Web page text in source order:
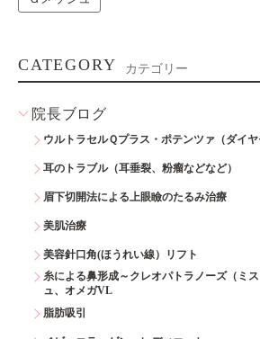
CATEGORY カテゴリー
院長ブログ
ウルトラセルＱプラス・ポテンツァ（ダイヤ
耳のトラブル（耳垂裂、粉瘤などなど）
眉下切開法による上眼瞼のたるみ治療
美肌治療
美容針口角(ほうれい線）リフト
糸による鼻形成～クレオパトラノーズ（ミ
ュ、オメガVL
脂肪吸引